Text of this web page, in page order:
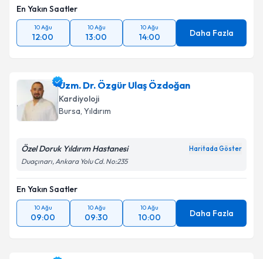
En Yakın Saatler
10 Ağu
12:00
10 Ağu
13:00
10 Ağu
14:00 Daha Fazla
Uzm. Dr. Özgür Ulaş Özdoğan
Kardiyoloji
Bursa, Yıldırım
Özel Doruk Yıldırım Hastanesi Haritada Göster
Duaçınarı, Ankara Yolu Cd. No:235
En Yakın Saatler
10 Ağu
09:00
10 Ağu
09:30
10 Ağu
10:00 Daha Fazla